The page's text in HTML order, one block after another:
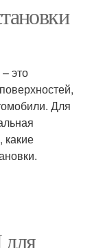
это
Для
какие